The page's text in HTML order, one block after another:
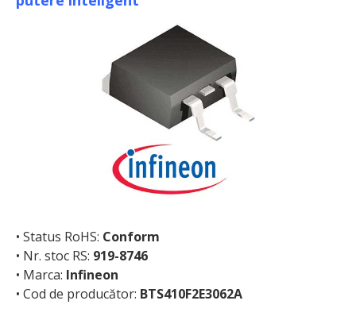
• Status RoHS: Conform
• Nr. stoc RS: 919-8746
• Marca: Infineon
• Cod de producător: BTS410F2E3062A